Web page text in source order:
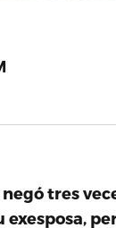
negó tres
exesposa,